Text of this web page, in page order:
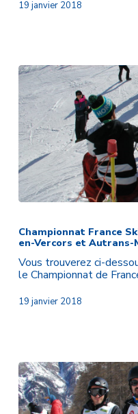
–
–
Toulouse
(31)
19 janvier 2018
Ski
–
7
au
10
Mars
2018
et
Autrans-
Méaudre
(38)
Championnat France
en-Vercors et Autrans-
Vous trouverez ci-
le Championnat de
19 janvier 2018